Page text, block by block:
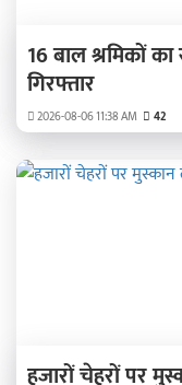
16 बाल श्रमिकों
गिरफ्तार
2026-08-06 11:38 AM 42
हजारों चेहरों पर